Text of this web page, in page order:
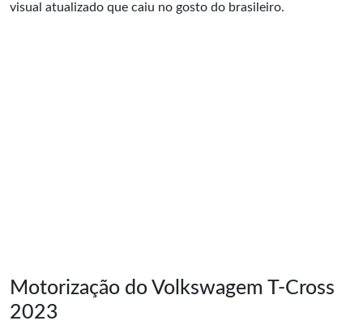
visual atualizado que caiu no gosto do brasileiro.
Motorização do Volkswagem T-Cross
2023